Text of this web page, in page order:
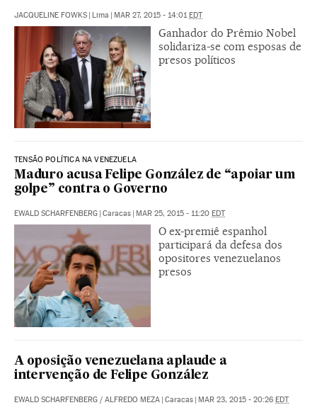
JACQUELINE FOWKS | Lima | MAR 27, 2015 - 14:01 EDT
Ganhador do Prêmio Nobel
solidariza-se com esposas de
presos políticos
TENSÃO POLÍTICA NA VENEZUELA
Maduro acusa Felipe González de “apoiar um
golpe” contra o Governo
EWALD SCHARFENBERG Caracas MAR 25, 2015 - 11:20 EDT
O ex-premiê espanhol
participará da defesa dos
opositores venezuelanos
presos
A oposição venezuelana aplaude a
intervenção de Felipe González
EWALD SCHARFENBERG / ALFREDO MEZA Caracas MAR 23, 2015 - 20:26 EDT